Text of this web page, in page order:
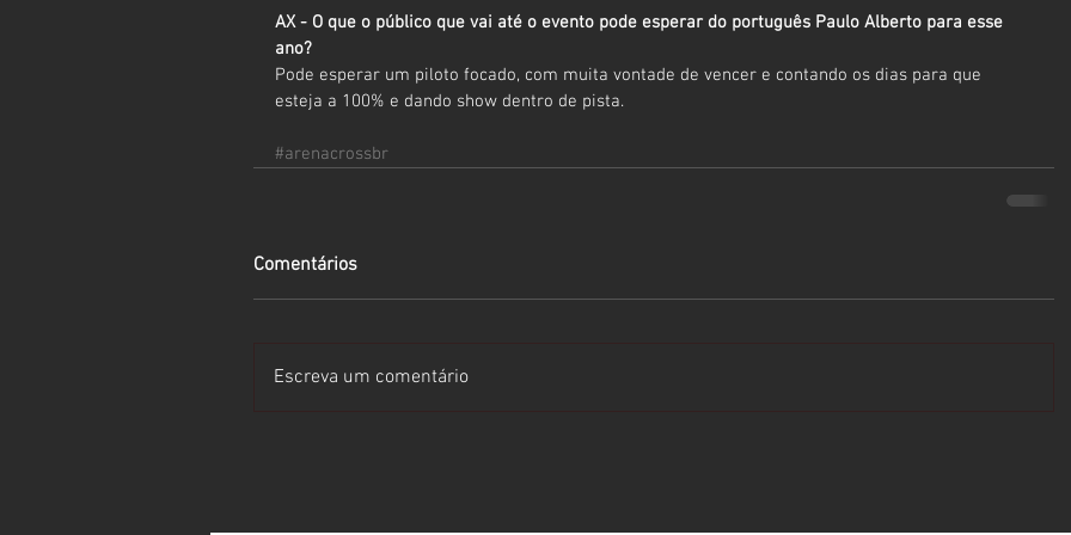
AX - O que o público que vai até o evento pode esperar do português Paulo Alberto para esse
ano?
Pode esperar um piloto focado, com muita vontade de vencer e contando os dias para que
esteja a 100% e dando show dentro de pista.
#arenacrossbr
Comentários
Escreva um comentário